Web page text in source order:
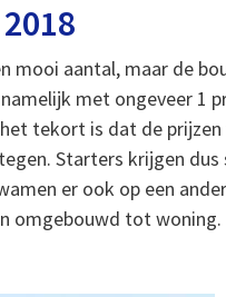
mooi aantal, maar de
met ongeveer 1
tekort is dat de prijzen
Starters krijgen
er ook op een
omgebouwd tot